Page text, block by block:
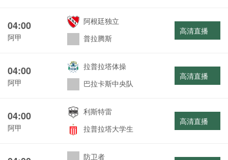
04:00
阿甲
阿根廷独立
普拉腾斯
高清直播
04:00
阿甲
拉普拉塔体操
巴拉卡斯中央队
高清直播
04:00
阿甲
利斯特雷
拉普拉塔大学生
高清直播
防卫者